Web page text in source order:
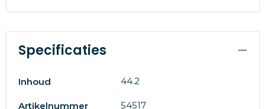
Specificaties
Inhoud 44.2
Artikelnummer 54517